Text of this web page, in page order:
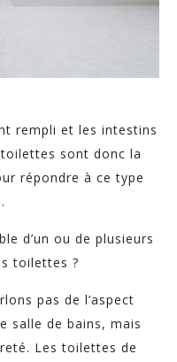
rempli et les intestins
sont donc la
répondre à ce type
d’un ou de plusieurs
toilettes ?
pas de l’aspect
salle de bains, mais
Les toilettes de